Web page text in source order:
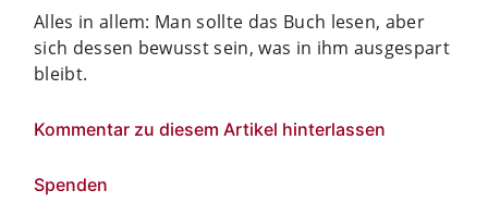
Alles in allem: Man sollte das Buch lesen, aber
sich dessen bewusst sein, was in ihm ausgespart
bleibt.
Kommentar zu diesem Artikel hinterlassen
Spenden